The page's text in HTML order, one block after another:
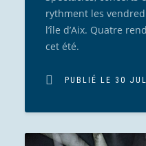
rythment les
l’île d’Aix. Quatre
cet été.
PUBLIÉ LE 30